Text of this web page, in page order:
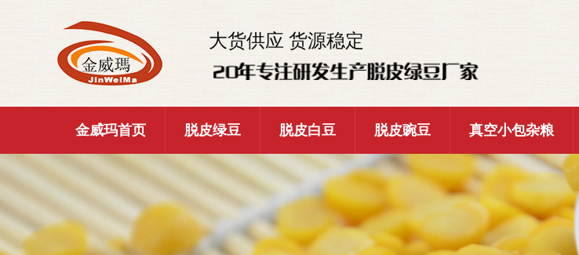
大货供应 货源稳定
金威玛首页 脱皮绿豆 脱皮白豆 脱皮豌豆 真空小包杂粮